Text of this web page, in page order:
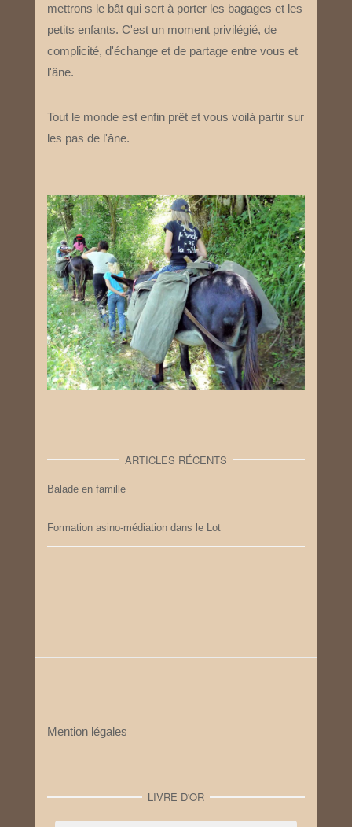
mettrons le bât qui sert à porter les bagages et les
petits enfants. C'est un moment privilégié, de
complicité, d'échange et de partage entre vous et
l'âne.
Tout le monde est enfin prêt et vous voilà partir sur
les pas de l'âne.
ARTICLES RÉCENTS
Balade en famille
Formation asino-médiation dans le Lot
Mention légales
LIVRE D'OR